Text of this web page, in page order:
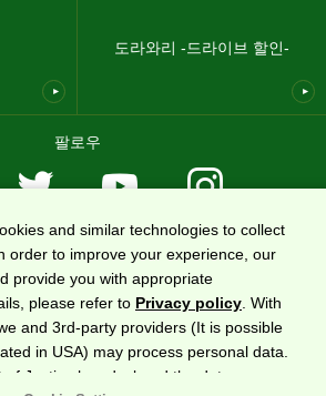
도라와리 -드라이브 할인-
팔로우
사이트맵
DoRaPuRa(E-NEXCO 드라이브 플라자) 는 동일본 고속도로
and similar technologies to collect
order to improve your experience, our
provide you with appropriate
please refer to Privacy policy . With
and 3rd-party providers (It is possible
in USA) may process personal data.
Justice has declared the data